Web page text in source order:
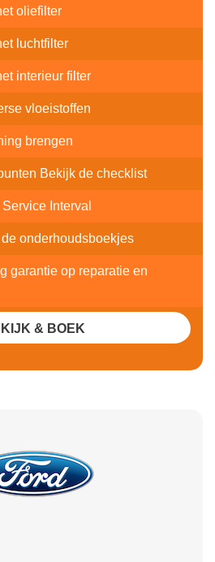
oliefilter
luchtfilter
interieur filter
vloeistoffen
brengen
Bekijk de checklist
Interval
onderhoudsboekjes
garantie op reparatie en
& BOEK